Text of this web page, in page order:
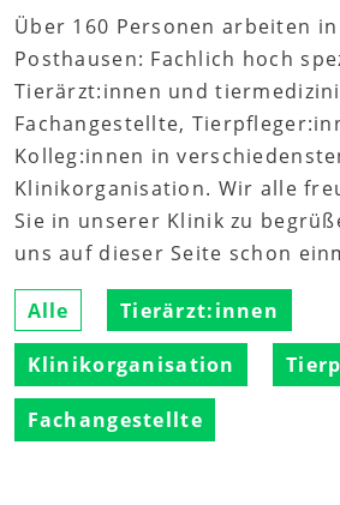
Über 160 Personen arbeiten
Posthausen: Fachlich hoch
Tierärzt:innen und
Fachangestellte,
Kolleg:innen in
Klinikorganisation. Wir alle
Sie in unserer Klinik zu
uns auf dieser Seite schon
Alle Tierärzt:innen
Klinikorganisation
Fachangestellte